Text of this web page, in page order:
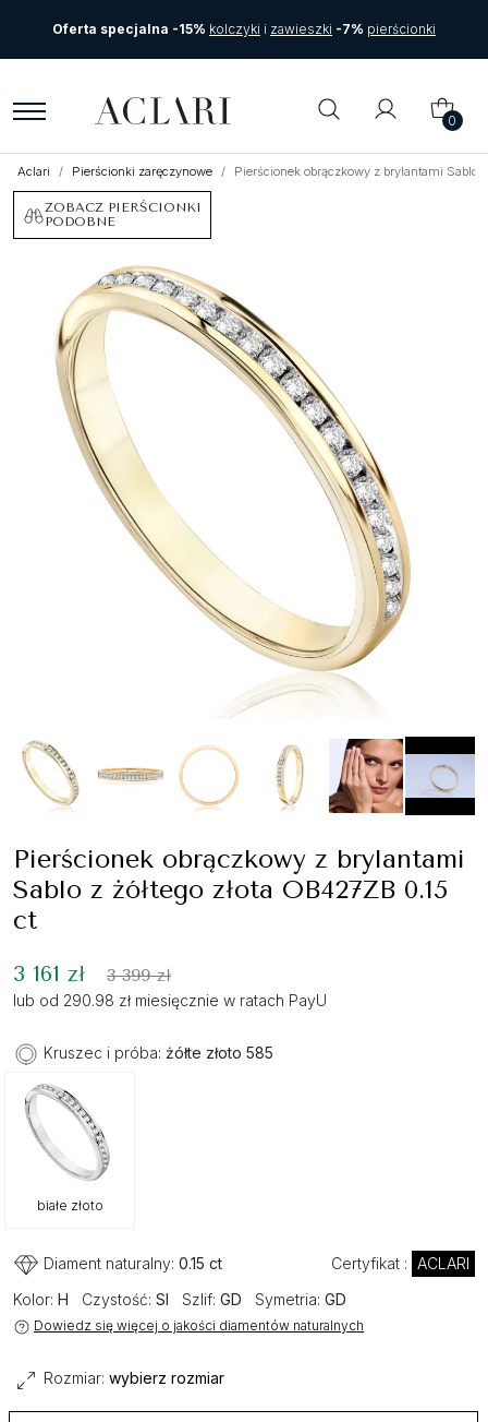
Oferta specjalna -15% kolczyki i zawieszki -7% pierścionki
0
Aclari Pierścionki zaręczynowe Pierścionek obrączkowy z brylantami Sablo z
ZOBACZ PIERŚCIONKI
PODOBNE
Pierścionek obrączkowy z brylantami
Sablo z żółtego złota OB427ZB 0.15
ct
3 161 zł 3 399 zł
lub od 290.98 zł miesięcznie w ratach PayU
Kruszec i próba: żółte złoto 585
białe złoto
Diament naturalny: 0.15 ct Certyfikat : ACLARI
Kolor: H Czystość: SI Szlif: GD Symetria: GD
Dowiedz się więcej o jakości diamentów naturalnych
Rozmiar: wybierz rozmiar